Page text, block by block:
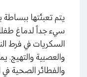
يتم تعبئتها ببساطة
سيء جداً لدماغ
السكريات في فرط
والعصبية
والفطائر الصحية